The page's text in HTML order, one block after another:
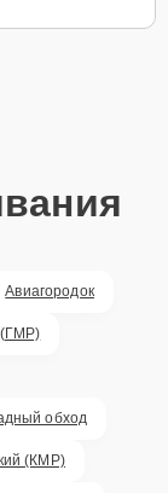
Авиагородок
(ГМР)
обход
(КМР)